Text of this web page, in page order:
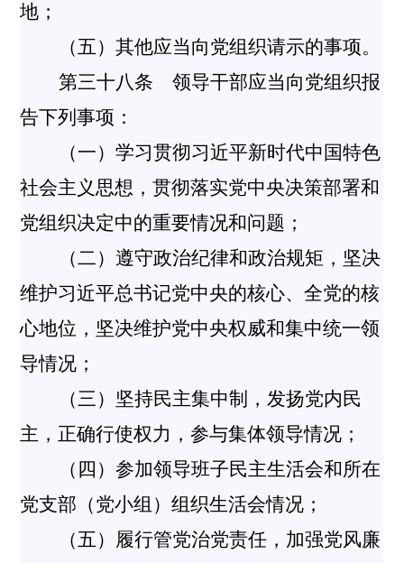
地；
（五）其他应当向党组织请示的事项。
第三十八条 领导干部应当向党组织报
告下列事项：
（一）学习贯彻习近平新时代中国特色
社会主义思想，贯彻落实党中央决策部署和
党组织决定中的重要情况和问题；
（二）遵守政治纪律和政治规矩，坚决
维护习近平总书记党中央的核心、全党的核
心地位，坚决维护党中央权威和集中统一领
导情况；
（三）坚持民主集中制，发扬党内民
主，正确行使权力，参与集体领导情况；
（四）参加领导班子民主生活会和所在
党支部（党小组）组织生活会情况；
（五）履行管党治党责任，加强党风廉